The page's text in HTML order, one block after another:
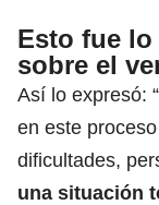
Esto fue
sobre el
Así lo expresó:
en este
dificultades,
una situación